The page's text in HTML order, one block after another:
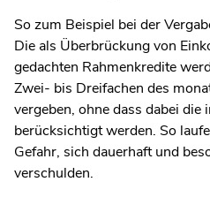
So zum Beispiel bei der
Die als Überbrückung von
gedachten Rahmenkredite
Zwei- bis Dreifachen des
vergeben, ohne dass dabei die
berücksichtigt werden. So
Gefahr, sich dauerhaft und
verschulden.